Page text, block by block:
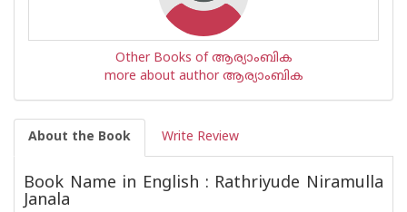
Other Books of ആര്യാംബിക
more about author ആര്യാംബിക
About the Book Write Review
Book Name in English : Rathriyude Niramulla
Janala